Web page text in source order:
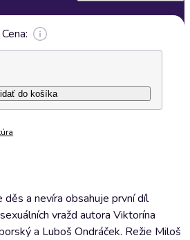
Cena:
do košíka
a nevíra obsahuje první díl
vražd autora Viktorína
a Luboš Ondráček. Režie Miloš